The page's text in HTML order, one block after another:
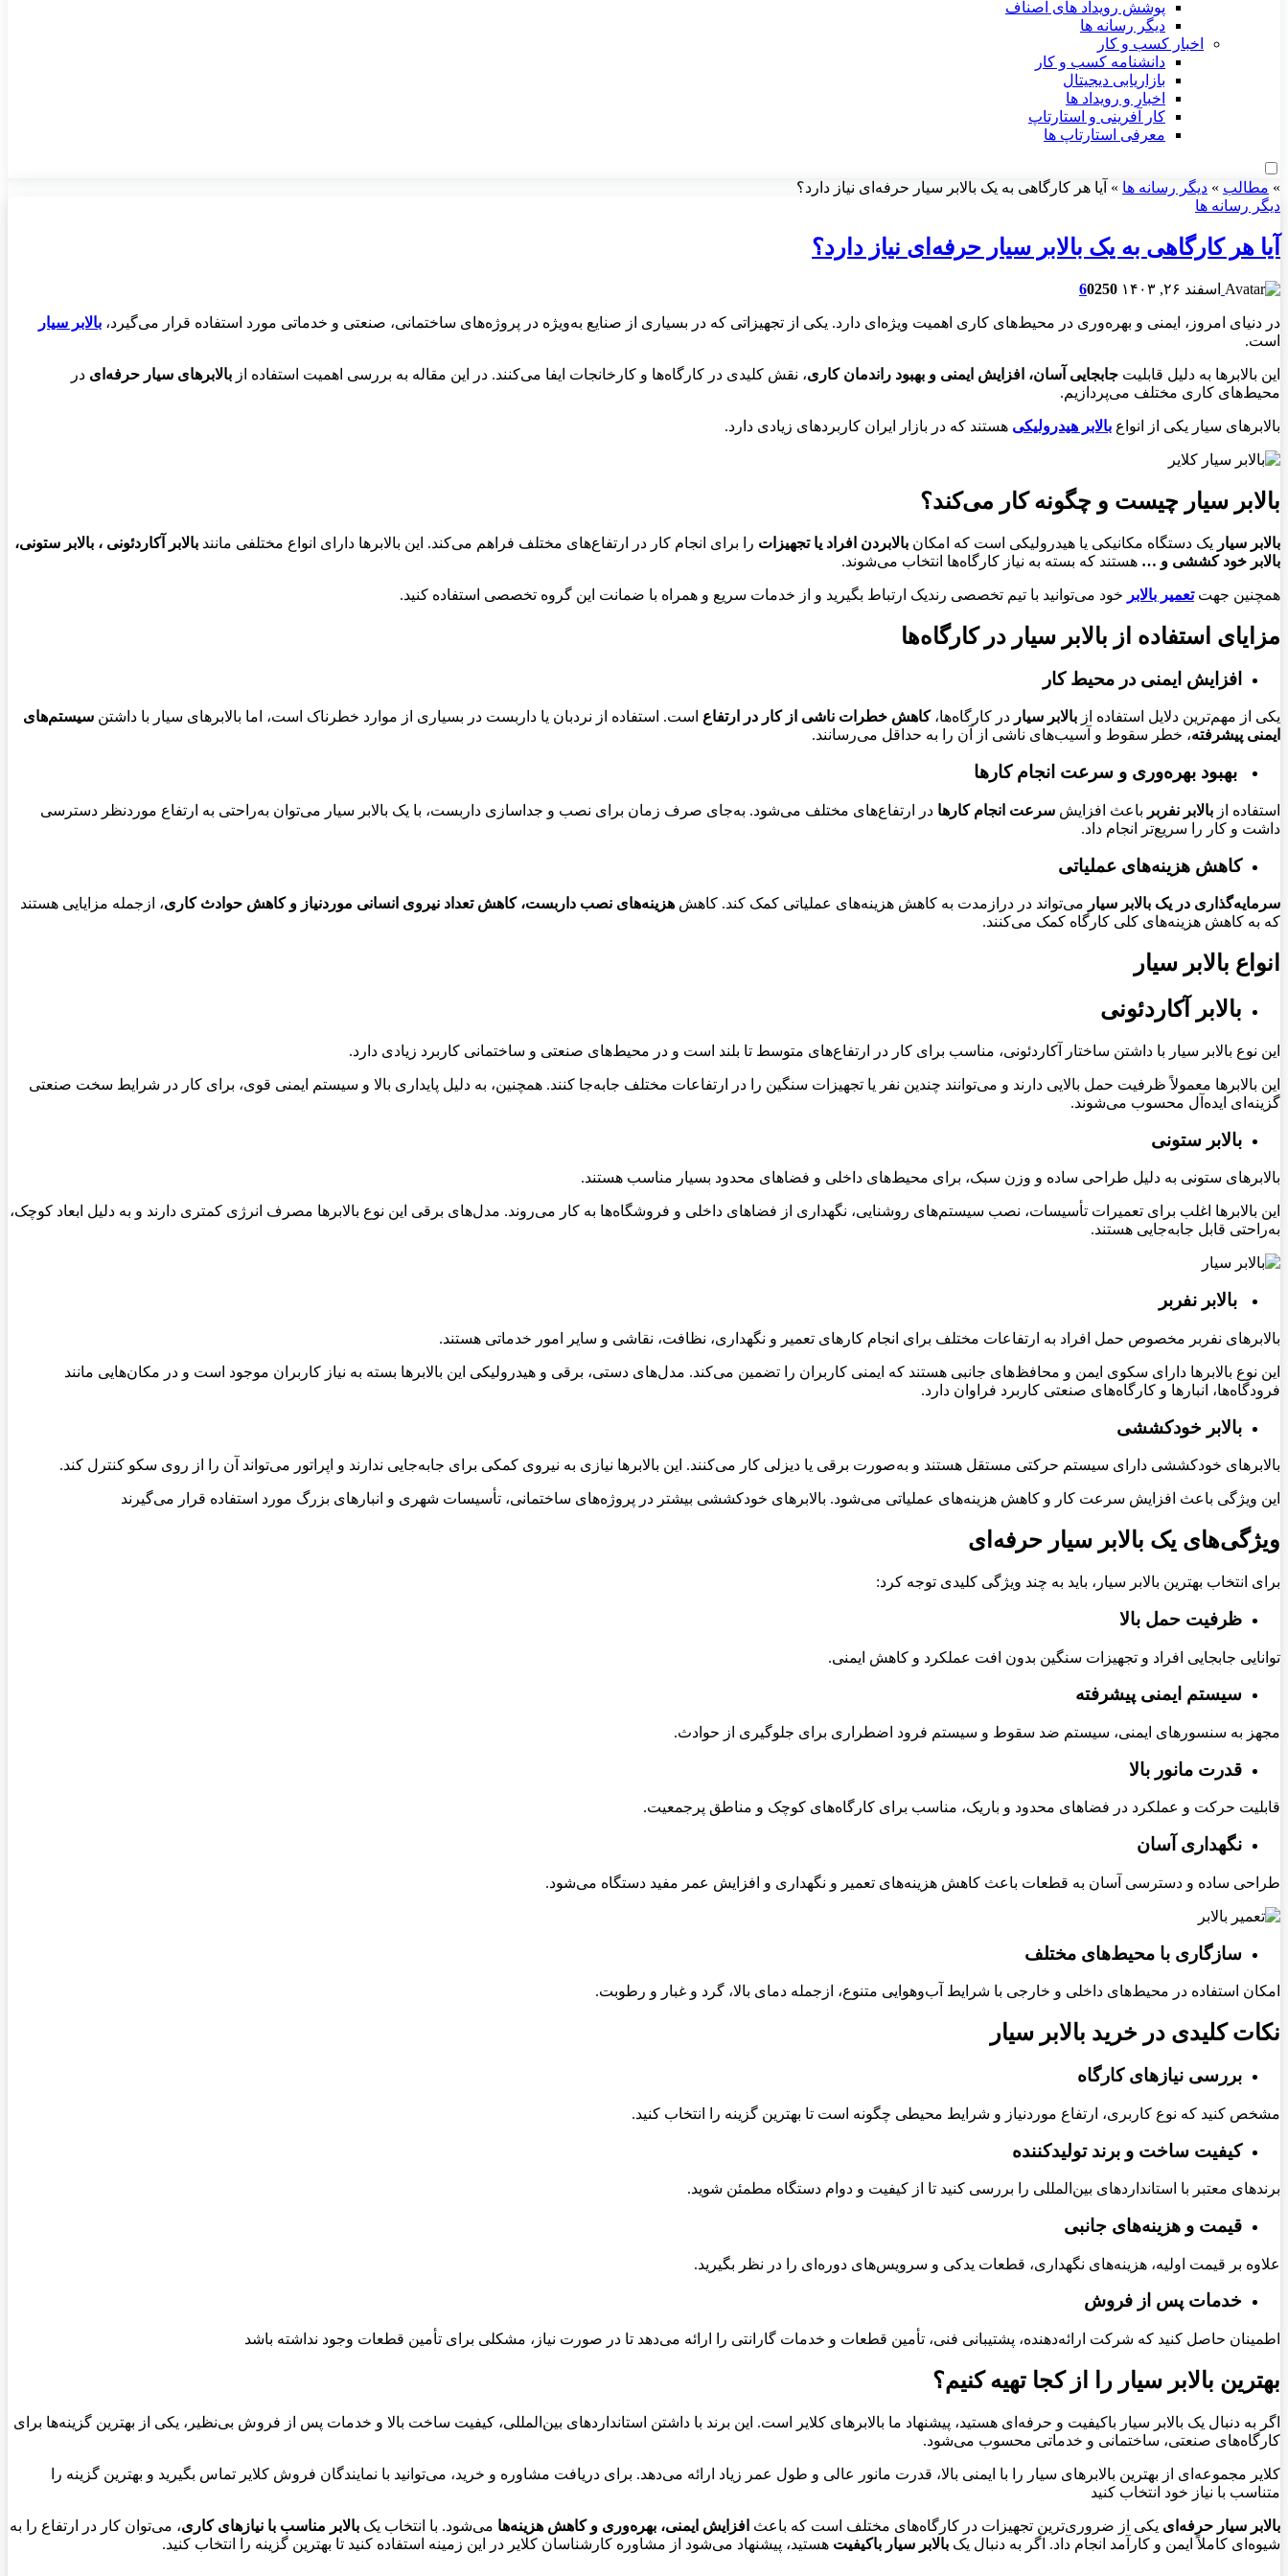
پوشش رویداد های اصناف
دیگر رسانه ها
اخبار کسب و کار
دانشنامه کسب و کار
بازاریابی دیجیتال
اخبار و رویداد ها
کار آفرینی و استارتاپ
معرفی استارتاپ ها
» مطالب » دیگر رسانه ها » آیا هر کارگاهی به یک بالابر سیار حرفه‌ای نیاز دارد؟
دیگر رسانه ها
آیا هر کارگاهی به یک بالابر سیار حرفه‌ای نیاز دارد؟
اسفند ۲۶, ۱۴۰۳ 60250
در دنیای امروز، ایمنی و بهره‌وری در محیط‌های کاری اهمیت ویژه‌ای دارد. یکی از تجهیزاتی که در بسیاری از صنایع به‌ویژه در پروژه‌های ساختمانی، صنعتی و خدماتی مورد استفاده قرار می‌گیرد، بالابر سیار
است.
این بالابرها به دلیل قابلیت جابجایی آسان، افزایش ایمنی و بهبود راندمان کاری، نقش کلیدی در کارگاه‌ها و کارخانجات ایفا می‌کنند. در این مقاله به بررسی اهمیت استفاده از بالابرهای سیار حرفه‌ای در
محیط‌های کاری مختلف می‌پردازیم.
بالابرهای سیار یکی از انواع بالابر هیدرولیکی هستند که در بازار ایران کاربردهای زیادی دارد.
بالابر سیار چیست و چگونه کار می‌کند؟
بالابر سیار یک دستگاه مکانیکی یا هیدرولیکی است که امکان بالابردن افراد یا تجهیزات را برای انجام کار در ارتفاع‌های مختلف فراهم می‌کند. این بالابرها دارای انواع مختلفی مانند بالابر آکاردئونی ، بالابر ستونی،
بالابر خود کششی و … هستند که بسته به نیاز کارگاه‌ها انتخاب می‌شوند.
همچنین جهتتعمیر بالابر خود می‌توانید با تیم تخصصی رندیک ارتباط بگیرید و از خدمات سریع و همراه با ضمانت این گروه تخصصی استفاده کنید.
مزایای استفاده از بالابر سیار در کارگاه‌ها
افزایش ایمنی در محیط کار
یکی از مهم‌ترین دلایل استفاده از بالابر سیار در کارگاه‌ها،کاهش خطرات ناشی از کار در ارتفاع است. استفاده از نردبان یا داربست در بسیاری از موارد خطرناک است، اما بالابرهای سیار با داشتن سیستم‌های
ایمنی پیشرفته، خطر سقوط و آسیب‌های ناشی از آن را به حداقل می‌رسانند.
بهبود بهره‌وری و سرعت انجام کارها
استفاده از بالابر نفربر باعث افزایش سرعت انجام کارها در ارتفاع‌های مختلف می‌شود. به‌جای صرف زمان برای نصب و جداسازی داربست، با یک بالابر سیار می‌توان به‌راحتی به ارتفاع موردنظر دسترسی
داشت و کار را سریع‌تر انجام داد.
کاهش هزینه‌های عملیاتی
سرمایه‌گذاری در یک بالابر سیار می‌تواند در درازمدت به کاهش هزینه‌های عملیاتی کمک کند. کاهش هزینه‌های نصب داربست، کاهش تعداد نیروی انسانی موردنیاز و کاهش حوادث کاری، ازجمله مزایایی هستند
که به کاهش هزینه‌های کلی کارگاه کمک می‌کنند.
انواع بالابر سیار
بالابر آکاردئونی
این نوع بالابر سیار با داشتن ساختار آکاردئونی، مناسب برای کار در ارتفاع‌های متوسط تا بلند است و در محیط‌های صنعتی و ساختمانی کاربرد زیادی دارد.
این بالابرها معمولاً ظرفیت حمل بالایی دارند و می‌توانند چندین نفر یا تجهیزات سنگین را در ارتفاعات مختلف جابه‌جا کنند. همچنین، به دلیل پایداری بالا و سیستم ایمنی قوی، برای کار در شرایط سخت صنعتی
گزینه‌ای ایده‌آل محسوب می‌شوند.
بالابر ستونی
بالابرهای ستونی به دلیل طراحی ساده و وزن سبک، برای محیط‌های داخلی و فضاهای محدود بسیار مناسب هستند.
این بالابرها اغلب برای تعمیرات تأسیسات، نصب سیستم‌های روشنایی، نگهداری از فضاهای داخلی و فروشگاه‌ها به کار می‌روند. مدل‌های برقی این نوع بالابرها مصرف انرژی کمتری دارند و به دلیل ابعاد کوچک،
به‌راحتی قابل جابه‌جایی هستند.
بالابر نفربر
بالابرهای نفربر مخصوص حمل افراد به ارتفاعات مختلف برای انجام کارهای تعمیر و نگهداری، نظافت، نقاشی و سایر امور خدماتی هستند.
این نوع بالابرها دارای سکوی ایمن و محافظ‌های جانبی هستند که ایمنی کاربران را تضمین می‌کند. مدل‌های دستی، برقی و هیدرولیکی این بالابرها بسته به نیاز کاربران موجود است و در مکان‌هایی مانند
فرودگاه‌ها، انبارها و کارگاه‌های صنعتی کاربرد فراوان دارد.
بالابر خودکششی
بالابرهای خودکششی دارای سیستم حرکتی مستقل هستند و به‌صورت برقی یا دیزلی کار می‌کنند. این بالابرها نیازی به نیروی کمکی برای جابه‌جایی ندارند و اپراتور می‌تواند آن را از روی سکو کنترل کند.
این ویژگی باعث افزایش سرعت کار و کاهش هزینه‌های عملیاتی می‌شود. بالابرهای خودکششی بیشتر در پروژه‌های ساختمانی، تأسیسات شهری و انبارهای بزرگ مورد استفاده قرار می‌گیرند
ویژگی‌های یک بالابر سیار حرفه‌ای
برای انتخاب بهترین بالابر سیار، باید به چند ویژگی کلیدی توجه کرد:
ظرفیت حمل بالا
توانایی جابجایی افراد و تجهیزات سنگین بدون افت عملکرد و کاهش ایمنی.
سیستم ایمنی پیشرفته
مجهز به سنسورهای ایمنی، سیستم ضد سقوط و سیستم فرود اضطراری برای جلوگیری از حوادث.
قدرت مانور بالا
قابلیت حرکت و عملکرد در فضاهای محدود و باریک، مناسب برای کارگاه‌های کوچک و مناطق پرجمعیت.
نگهداری آسان
طراحی ساده و دسترسی آسان به قطعات باعث کاهش هزینه‌های تعمیر و نگهداری و افزایش عمر مفید دستگاه می‌شود.
سازگاری با محیط‌های مختلف
امکان استفاده در محیط‌های داخلی و خارجی با شرایط آب‌وهوایی متنوع، ازجمله دمای بالا، گرد و غبار و رطوبت.
نکات کلیدی در خرید بالابر سیار
بررسی نیازهای کارگاه
مشخص کنید که نوع کاربری، ارتفاع موردنیاز و شرایط محیطی چگونه است تا بهترین گزینه را انتخاب کنید.
کیفیت ساخت و برند تولیدکننده
برندهای معتبر با استانداردهای بین‌المللی را بررسی کنید تا از کیفیت و دوام دستگاه مطمئن شوید.
قیمت و هزینه‌های جانبی
علاوه بر قیمت اولیه، هزینه‌های نگهداری، قطعات یدکی و سرویس‌های دوره‌ای را در نظر بگیرید.
خدمات پس از فروش
اطمینان حاصل کنید که شرکت ارائه‌دهنده، پشتیبانی فنی، تأمین قطعات و خدمات گارانتی را ارائه می‌دهد تا در صورت نیاز، مشکلی برای تأمین قطعات وجود نداشته باشد
بهترین بالابر سیار را از کجا تهیه کنیم؟
اگر به دنبال یک بالابر سیار باکیفیت و حرفه‌ای هستید، پیشنهاد ما بالابرهای کلایر است. این برند با داشتن استانداردهای بین‌المللی، کیفیت ساخت بالا و خدمات پس از فروش بی‌نظیر، یکی از بهترین گزینه‌ها برای
کارگاه‌های صنعتی، ساختمانی و خدماتی محسوب می‌شود.
کلایر مجموعه‌ای از بهترین بالابرهای سیار را با ایمنی بالا، قدرت مانور عالی و طول عمر زیاد ارائه می‌دهد. برای دریافت مشاوره و خرید، می‌توانید با نمایندگان فروش کلایر تماس بگیرید و بهترین گزینه را
متناسب با نیاز خود انتخاب کنید
بالابر سیار حرفه‌ای یکی از ضروری‌ترین تجهیزات در کارگاه‌های مختلف است که باعث افزایش ایمنی، بهره‌وری و کاهش هزینه‌ها می‌شود. با انتخاب یک بالابر مناسب با نیازهای کاری، می‌توان کار در ارتفاع را به
شیوه‌ای کاملاً ایمن و کارآمد انجام داد. اگر به دنبال یک بالابر سیار باکیفیت هستید، پیشنهاد می‌شود از مشاوره کارشناسان کلایر در این زمینه استفاده کنید تا بهترین گزینه را انتخاب کنید.